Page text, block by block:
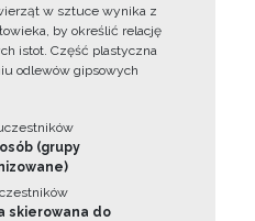
w sztuce wynika z
by określić relację
istot. Część plastyczna
odlewów gipsowych
(grupy
skierowana do